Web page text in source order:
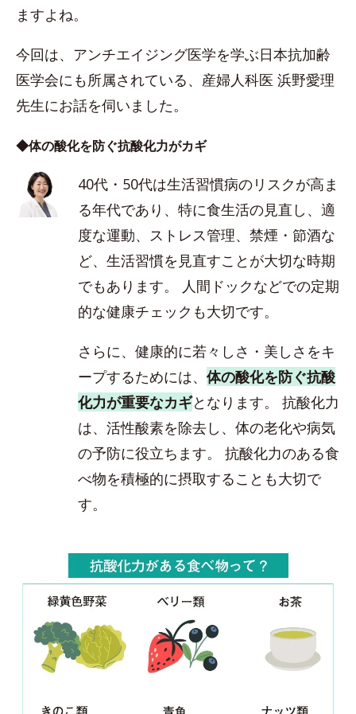
ますよね。
今回は、アンチエイジング医学を学ぶ日本抗加齢
医学会にも所属されている、産婦人科医 浜野愛理
先生にお話を伺いました。
◆体の酸化を防ぐ抗酸化力がカギ
40代・50代は生活習慣病のリスクが高ま
る年代であり、特に食生活の見直し、適
度な運動、ストレス管理、禁煙・節酒な
ど、生活習慣を見直すことが大切な時期
でもあります。 人間ドックなどでの定期
的な健康チェックも大切です。
さらに、健康的に若々しさ・美しさをキ
ープするためには、体の酸化を防ぐ抗酸
化力が重要なカギとなります。 抗酸化力
は、活性酸素を除去し、体の老化や病気
の予防に役立ちます。 抗酸化力のある食
べ物を積極的に摂取することも大切で
す。